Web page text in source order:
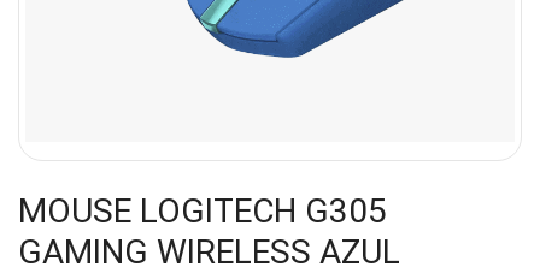
MOUSE LOGITECH G305
GAMING WIRELESS AZUL